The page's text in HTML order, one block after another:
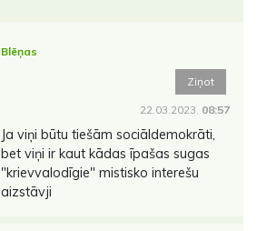
Blēņas
Ziņot
22.03.2023. 08:57
Ja viņi būtu tiešām sociāldemokrāti,
bet viņi ir kaut kādas īpašas sugas
"krievvalodīgie" mistisko interešu
aizstāvji